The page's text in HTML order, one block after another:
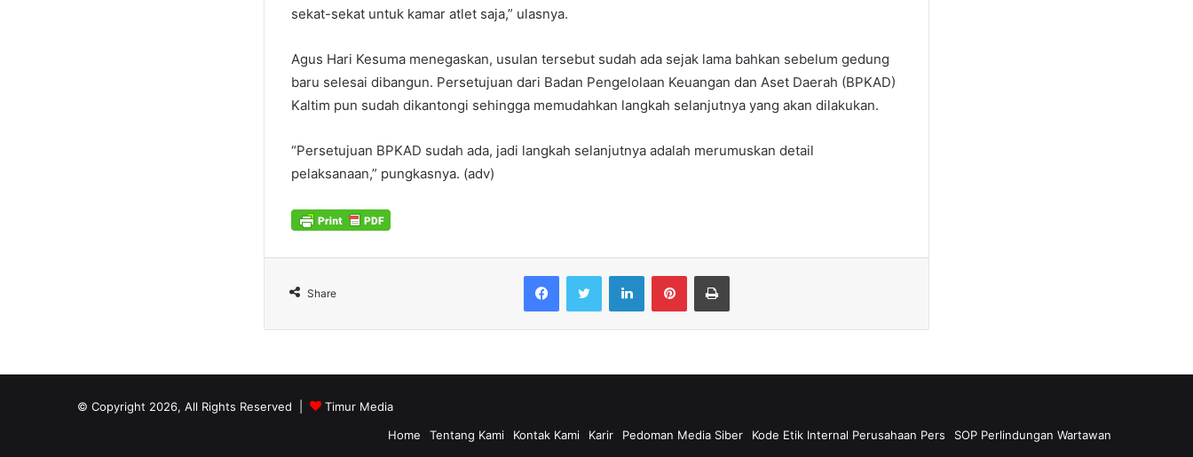
sekat-sekat untuk kamar atlet saja,” ulasnya.
Agus Hari Kesuma menegaskan, usulan tersebut sudah ada sejak lama bahkan sebelum gedung
baru selesai dibangun. Persetujuan dari Badan Pengelolaan Keuangan dan Aset Daerah (BPKAD)
Kaltim pun sudah dikantongi sehingga memudahkan langkah selanjutnya yang akan dilakukan.
“Persetujuan BPKAD sudah ada, jadi langkah selanjutnya adalah merumuskan detail
pelaksanaan,” pungkasnya. (adv)
Share
FacebookTwitter LinkedInPinterestPrint
© Copyright 2026, All Rights Reserved |
Timur Media
Home
Tentang Kami Kontak Kami Karir Pedoman Media Siber Kode Etik Internal Perusahaan Pers SOP Perlindungan Wartawan